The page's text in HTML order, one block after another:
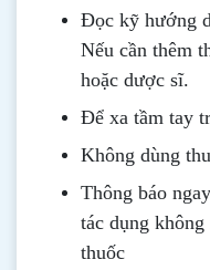
Đọc kỹ hướng
Nếu cần thêm
hoặc dược sĩ.
Để xa tầm tay
Không dùng
Thông báo
tác dụng
thuốc